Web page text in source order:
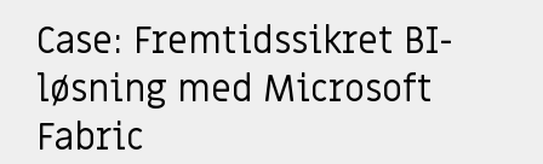
Case: Fremtidssikret BI-
løsning med Microsoft
Fabric